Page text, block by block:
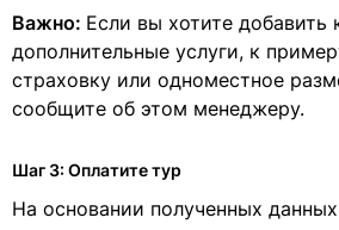
Важно: Если вы хотите добавить
дополнительные услуги, к
страховку или одноместное
сообщите об этом менеджеру.
Шаг 3: Оплатите тур
На основании полученных